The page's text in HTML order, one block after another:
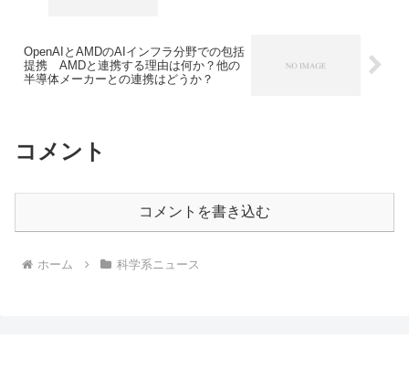
OpenAIとAMDのAIインフラ分野での包括
提携 AMDと連携する理由は何か？他の
半導体メーカーとの連携はどうか？
コメント
コメントを書き込む
ホーム 科学系ニュース